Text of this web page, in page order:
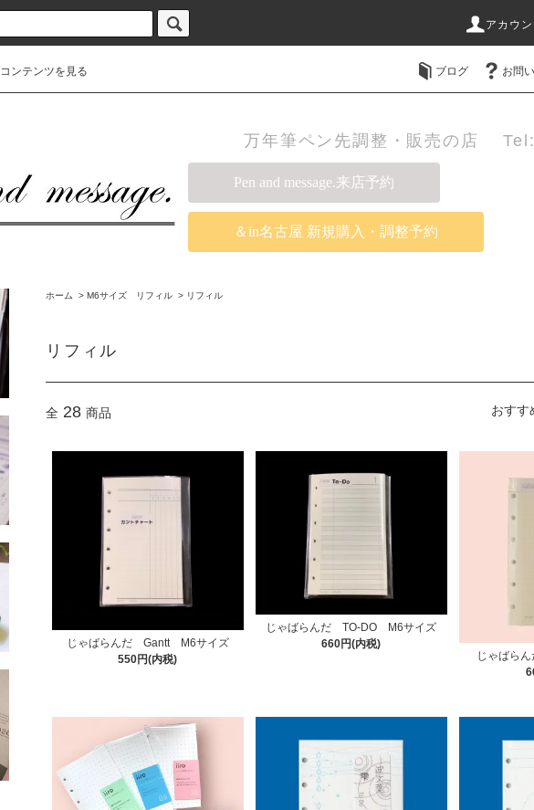
アカウン
コンテンツを見る ブログ お問
万年筆ペン先調整・販売の店
Pen and message.来店予約
＆in名古屋 新規購入・調整予約
ホーム > M6サイズ リフィル > リフィル
リフィル
全 28 商品 おすす
じゃばらんだ Gantt M6サイズ
550円(内税)
じゃばらんだ TO-DO M6サイズ
660円(内税)
じゃばら